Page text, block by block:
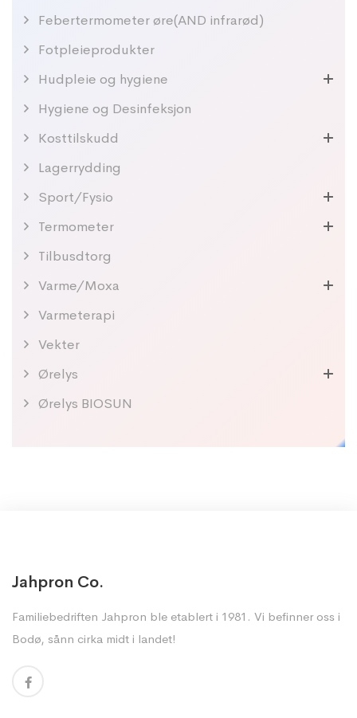
Febertermometer øre(AND infrarød)
Fotpleieprodukter
Hudpleie og hygiene
Hygiene og Desinfeksjon
Kosttilskudd
Lagerrydding
Sport/Fysio
Termometer
Tilbusdtorg
Varme/Moxa
Varmeterapi
Vekter
Ørelys
Ørelys BIOSUN
Jahpron Co.
Familiebedriften Jahpron ble etablert i 1981. Vi befinner oss i
Bodø, sånn cirka midt i landet!